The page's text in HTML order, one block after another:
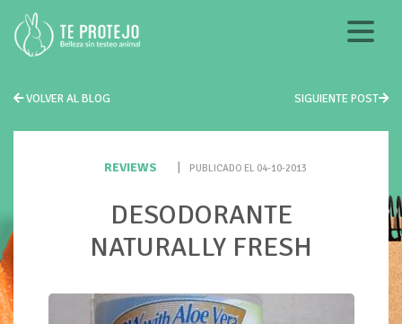
VOLVER AL BLOG SIGUIENTE POST
REVIEWS PUBLICADO EL 04-10-2013
DESODORANTE
NATURALLY FRESH